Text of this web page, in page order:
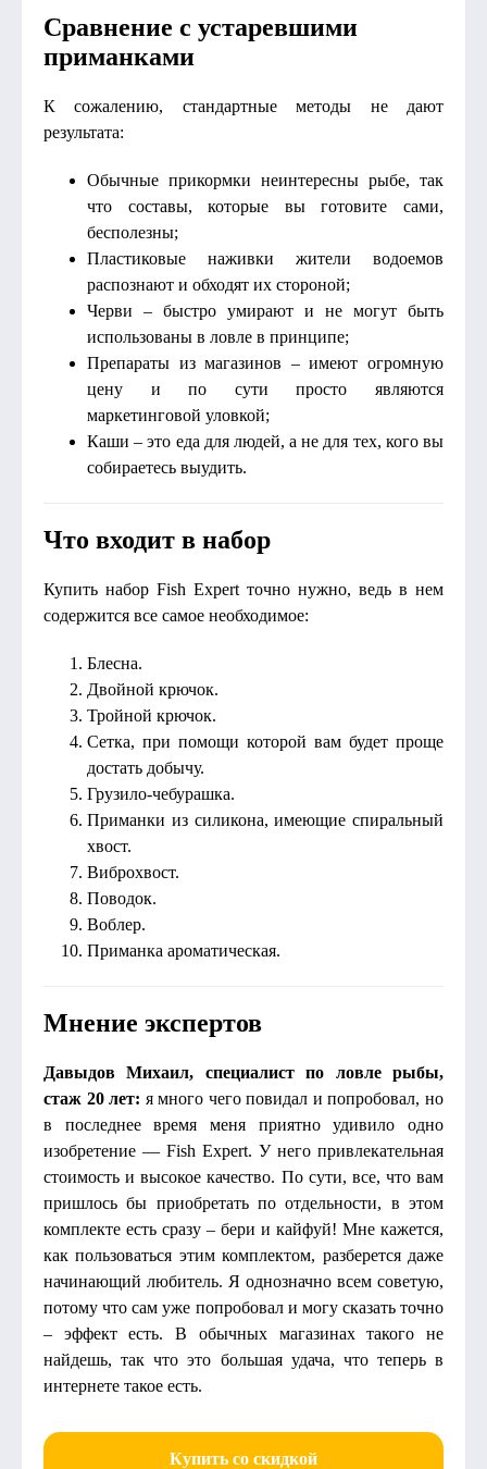
Сравнение с устаревшими
приманками
К сожалению, стандартные методы не дают
результата:
Обычные прикормки неинтересны рыбе, так
что составы, которые вы готовите сами,
бесполезны;
Пластиковые наживки жители водоемов
распознают и обходят их стороной;
Черви – быстро умирают и не могут быть
использованы в ловле в принципе;
Препараты из магазинов – имеют огромную
цену и по сути просто являются
маркетинговой уловкой;
Каши – это еда для людей, а не для тех, кого вы
собираетесь выудить.
Что входит в набор
Купить набор Fish Expert точно нужно, ведь в нем
содержится все самое необходимое:
Блесна.
Двойной крючок.
Тройной крючок.
Сетка, при помощи которой вам будет проще
достать добычу.
Грузило-чебурашка.
Приманки из силикона, имеющие спиральный
хвост.
Виброхвост.
Поводок.
Воблер.
Приманка ароматическая.
Мнение экспертов
Давыдов Михаил, специалист по ловле рыбы,
стаж 20 лет: я много чего повидал и попробовал, но
в последнее время меня приятно удивило одно
изобретение — Fish Expert. У него привлекательная
стоимость и высокое качество. По сути, все, что вам
пришлось бы приобретать по отдельности, в этом
комплекте есть сразу – бери и кайфуй! Мне кажется,
как пользоваться этим комплектом, разберется даже
начинающий любитель. Я однозначно всем советую,
потому что сам уже попробовал и могу сказать точно
– эффект есть. В обычных магазинах такого не
найдешь, так что это большая удача, что теперь в
интернете такое есть.
Купить со скидкой